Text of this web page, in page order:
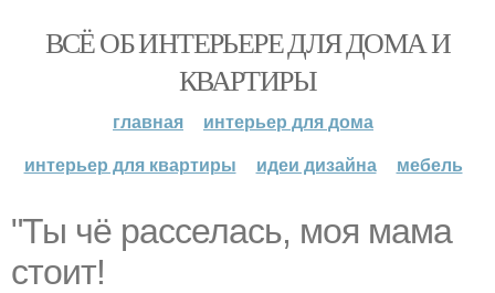
ВСЁ ОБ ИНТЕРЬЕРЕ ДЛЯ ДОМА И
КВАРТИРЫ
главная
интерьер для дома
интерьер для квартиры
идеи дизайна мебель
"Ты чё расселась, моя мама
стоит!